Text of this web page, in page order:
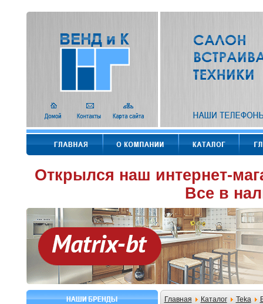
Открылся наш интернет-
Все в
Главная Каталог Teka